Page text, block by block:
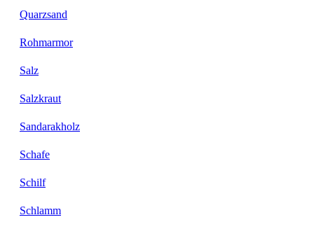
Quarzsand
Rohmarmor
Salz
Salzkraut
Sandarakholz
Schafe
Schilf
Schlamm